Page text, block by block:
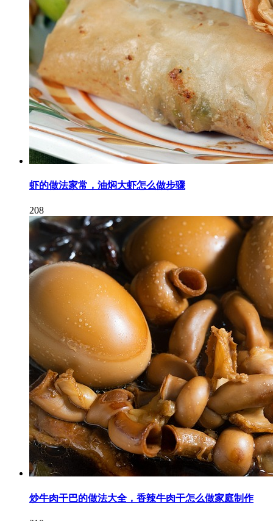
虾的做法家常，油焖大虾怎么做步骤
208
炒牛肉干巴的做法大全，香辣牛肉干怎么做家庭制作